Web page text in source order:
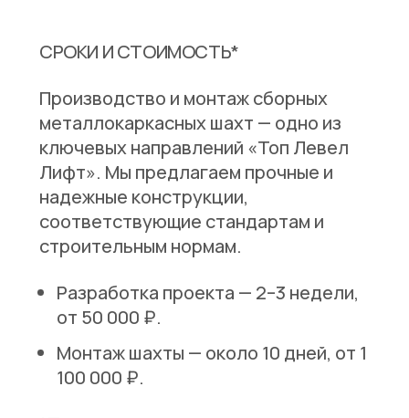
СРОКИ И СТОИМОСТЬ*
Производство и монтаж сборных
металлокаркасных шахт — одно из
ключевых направлений «Топ Левел
Лифт». Мы предлагаем прочные и
надежные конструкции,
соответствующие стандартам и
строительным нормам.
Разработка проекта — 2–3 недели,
от 50 000 ₽.
Монтаж шахты — около 10 дней, от 1
100 000 ₽.